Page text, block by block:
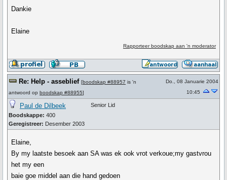
Dankie
Elaine
Rapporteer boodskap aan 'n moderator
Re: Help - asseblief [boodskap #88957 is 'n
antwoord op boodskap #88955]
Do., 08 Januarie 2004
10:45
Paul de Dilbeek
Boodskappe: 400
Geregistreer: Desember 2003
Senior Lid
Elaine,
By my laatste besoek aan SA was ek ook vrot verkoue;my gastvrou
het my een
baie goe middel aan die hand gedoen